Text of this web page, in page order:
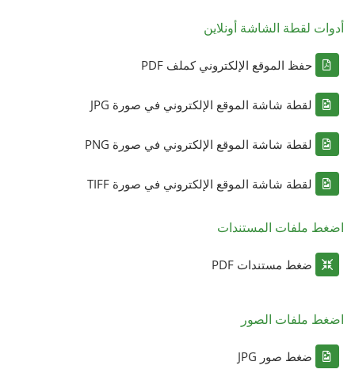
أدوات لقطة الشاشة أونلاين
حفظ الموقع الإلكتروني كملف PDF
لقطة شاشة الموقع الإلكتروني في صورة JPG
لقطة شاشة الموقع الإلكتروني في صورة PNG
لقطة شاشة الموقع الإلكتروني في صورة TIFF
اضغط ملفات المستندات
ضغط مستندات PDF
اضغط ملفات الصور
ضغط صور JPG